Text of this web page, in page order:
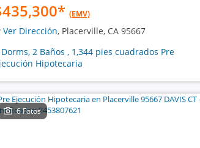
* (EMV)
Ver Dirección, Placerville, CA 95667
2 Baños , 1,344 pies cuadrados Pre
Hipotecaria
6 Fotos